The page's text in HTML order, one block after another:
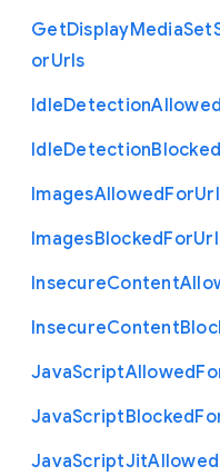
GetDisplayMediaSet
orUrls
IdleDetectionAllowed
IdleDetectionBlocked
ImagesAllowedFor
ImagesBlockedFor
InsecureContent
InsecureContent
JavaScriptAllowed
JavaScriptBlocked
JavaScriptJitAllowed